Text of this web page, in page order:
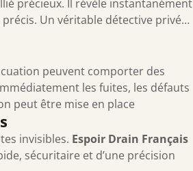
précieux. Il révèle instantanément
Un véritable détective privé…
peuvent comporter des
les fuites, les défauts
peut être mise en place
invisibles. Espoir Drain Français
sécuritaire et d’une précision